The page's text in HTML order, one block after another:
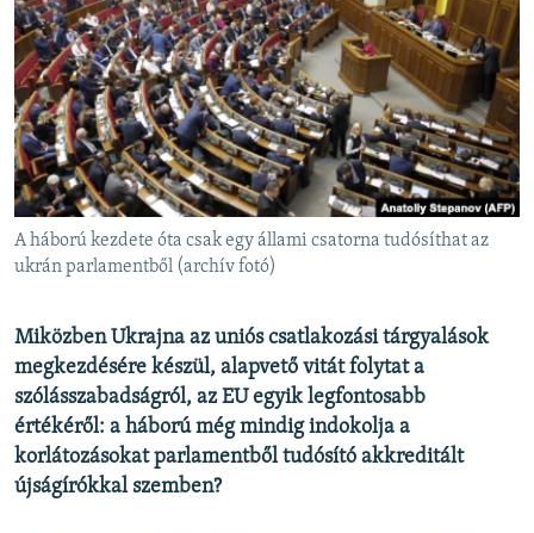
A PÉNZ NYOMÁBAN
EURÓPAI UNIÓ
VILÁG
KLÍMAVÁLTOZÁS
A MÚLT TANULSÁGAI
KÖVESSEN MINKET!
Valamennyi RFE/RL weboldal
A háború kezdete óta csak egy állami csatorna tudósíthat az
ukrán parlamentből (archív fotó)
Miközben Ukrajna az uniós csatlakozási tárgyalások
megkezdésére készül, alapvető vitát folytat a
szólásszabadságról, az EU egyik legfontosabb
értékéről: a háború még mindig indokolja a
korlátozásokat parlamentből tudósító akkreditált
újságírókkal szemben?